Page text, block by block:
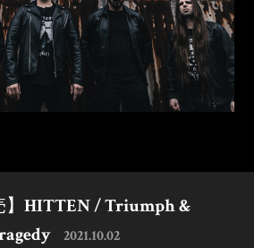
】HITTEN / Triumph &
2021.10.02